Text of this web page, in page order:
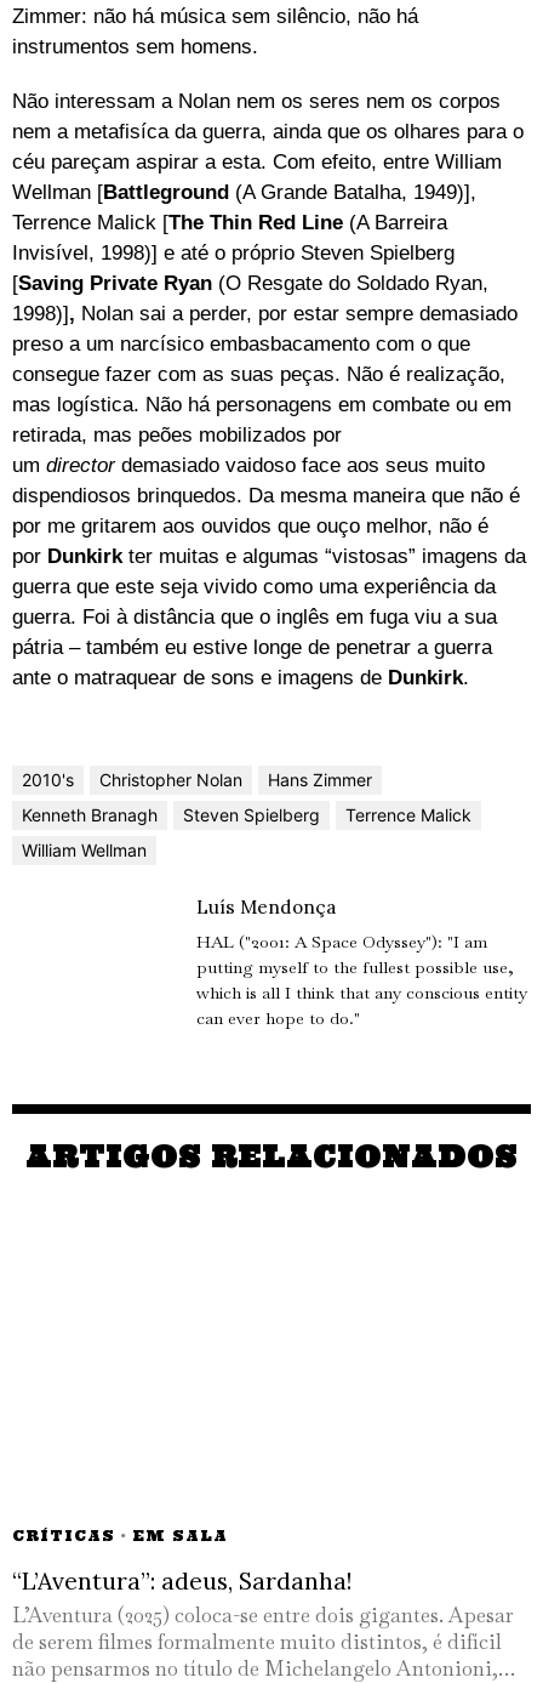
Zimmer: não há música sem silêncio, não há
instrumentos sem homens.
Não interessam a Nolan nem os seres nem os corpos
nem a metafisíca da guerra, ainda que os olhares para o
céu pareçam aspirar a esta. Com efeito, entre William
Wellman [Battleground (A Grande Batalha, 1949)],
Terrence Malick [The Thin Red Line (A Barreira
Invisível, 1998)] e até o próprio Steven Spielberg
[Saving Private Ryan (O Resgate do Soldado Ryan,
1998)], Nolan sai a perder, por estar sempre demasiado
preso a um narcísico embasbacamento com o que
consegue fazer com as suas peças. Não é realização,
mas logística. Não há personagens em combate ou em
retirada, mas peões mobilizados por
um director demasiado vaidoso face aos seus muito
dispendiosos brinquedos. Da mesma maneira que não é
por me gritarem aos ouvidos que ouço melhor, não é
por Dunkirk ter muitas e algumas “vistosas” imagens da
guerra que este seja vivido como uma experiência da
guerra. Foi à distância que o inglês em fuga viu a sua
pátria – também eu estive longe de penetrar a guerra
ante o matraquear de sons e imagens de Dunkirk.
2010's Christopher Nolan
Hans Zimmer
Kenneth Branagh
Steven Spielberg
Terrence Malick
William Wellman
Luís Mendonça
HAL ("2001: A Space Odyssey"): "I am
putting myself to the fullest possible use,
which is all I think that any conscious entity
can ever hope to do."
ARTIGOS RELACIONADOS
CRÍTICAS · EM SALA
“L’Aventura”: adeus, Sardanha!
L’Aventura (2025) coloca-se entre dois gigantes. Apesar
de serem filmes formalmente muito distintos, é difícil
não pensarmos no título de Michelangelo Antonioni,…